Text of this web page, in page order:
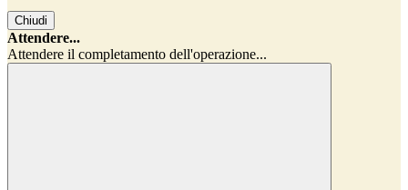
Chiudi
Attendere...
Attendere il completamento dell'operazione...